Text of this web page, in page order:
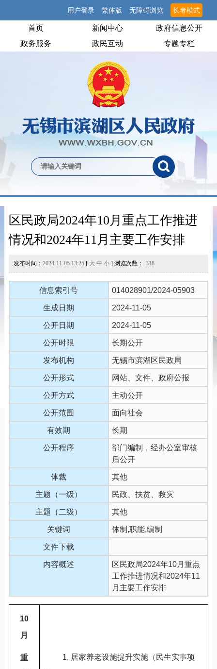
用户登录 繁体版 无障碍浏览 长者模式
首页 新闻中心
政府信息公开
政务服务
政民互动 专题专栏
区民政局2024年10月重点工作推进
情况和2024年11月主要工作安排
发布时间： 2024-11-05 13:25[ 大 中 小] 浏览次数： 318
信息索引号 014028901/2024-05903
生成日期 2024-11-05
公开日期 2024-11-05
公开时限 长期公开
发布机构 无锡市滨湖区民政局
公开形式 网站、文件、政府公报
公开方式 主动公开
公开范围 面向社会
有效期 长期
公开程序
部门编制，经办公室审核
后公开
体裁 其他
主题（一级） 民政、扶贫、救灾
主题（二级） 其他
关键词 体制,职能,编制
文件下载
内容概述
区民政局2024年10月重点
工作推进情况和2024年11
月主要工作安排
10
月
重
1. 居家养老设施提升实施（民生实事项